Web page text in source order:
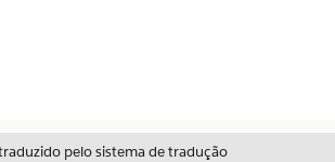
pelo sistema de tradução